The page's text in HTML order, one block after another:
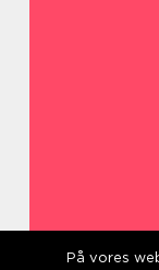
På vores